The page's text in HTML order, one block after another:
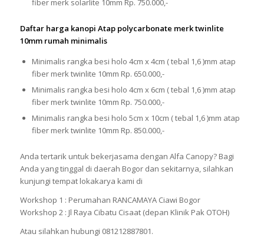
fiber merk solarlite 10mm Rp. 750.000,-
Daftar harga kanopi Atap polycarbonate merk twinlite
10mm rumah minimalis
Minimalis rangka besi holo 4cm x 4cm ( tebal 1,6 )mm atap
fiber merk twinlite 10mm Rp. 650.000,-
Minimalis rangka besi holo 4cm x 6cm ( tebal 1,6 )mm atap
fiber merk twinlite 10mm Rp. 750.000,-
Minimalis rangka besi holo 5cm x 10cm ( tebal 1,6 )mm atap
fiber merk twinlite 10mm Rp. 850.000,-
Anda tertarik untuk bekerjasama dengan Alfa Canopy? Bagi
Anda yang tinggal di daerah Bogor dan sekitarnya, silahkan
kunjungi tempat lokakarya kami di
Workshop 1 : Perumahan RANCAMAYA Ciawi Bogor
Workshop 2 : Jl Raya Cibatu Cisaat (depan Klinik Pak OTOH)
Atau silahkan hubungi 081212887801.